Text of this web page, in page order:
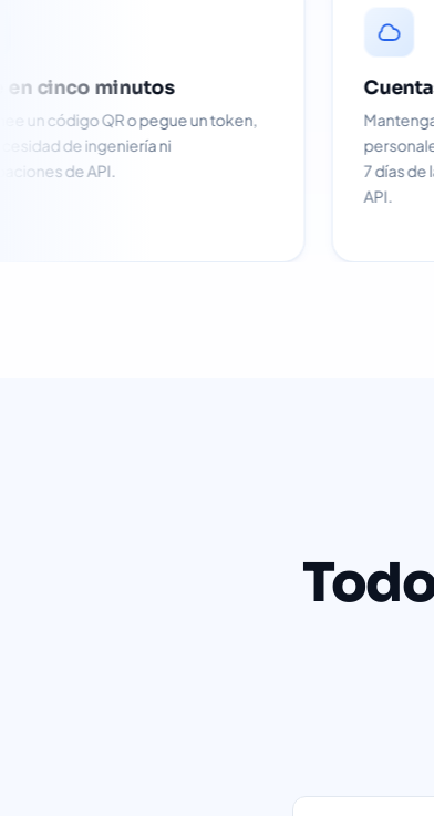
Vive en cinco minutos
Escanee un código QR o pegue un token,
sin necesidad de ingeniería ni
aprobaciones de API.